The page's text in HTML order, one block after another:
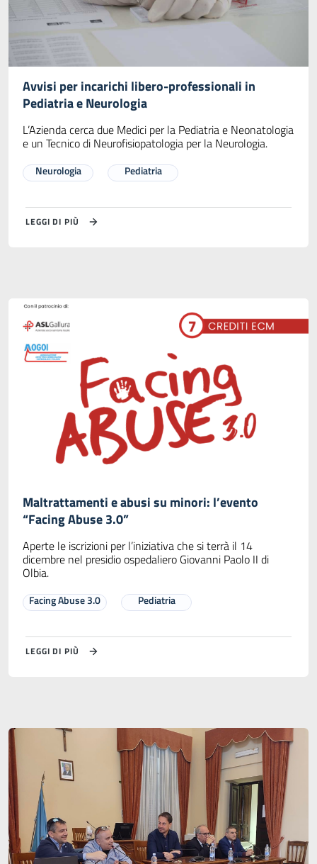
Avvisi per incarichi libero-professionali in
Pediatria e Neurologia
L’Azienda cerca due Medici per la Pediatria e Neonatologia
e un Tecnico di Neurofisiopatologia per la Neurologia.
Neurologia Pediatria
LEGGI DI PIÙ
Maltrattamenti e abusi su minori: l’evento
“Facing Abuse 3.0”
Aperte le iscrizioni per l’iniziativa che si terrà il 14
dicembre nel presidio ospedaliero Giovanni Paolo II di
Olbia.
Facing Abuse 3.0 Pediatria
LEGGI DI PIÙ